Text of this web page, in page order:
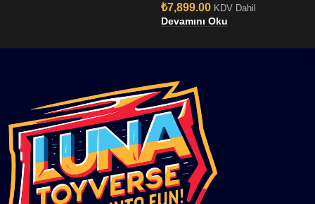
₺7,899.00 KDV Dahil
Devamını Oku